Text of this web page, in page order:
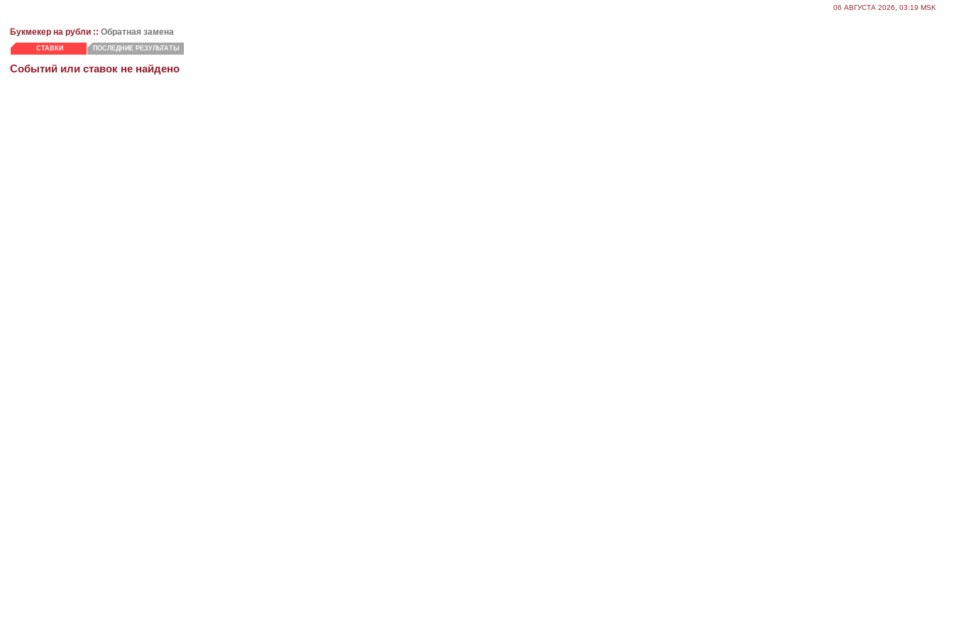
06 АВГУСТА 2026, 03:19 MSK
Букмекер на рубли :: Обратная замена
СТАВКИ ПОСЛЕДНИЕ РЕЗУЛЬТАТЫ
Событий или ставок не найдено